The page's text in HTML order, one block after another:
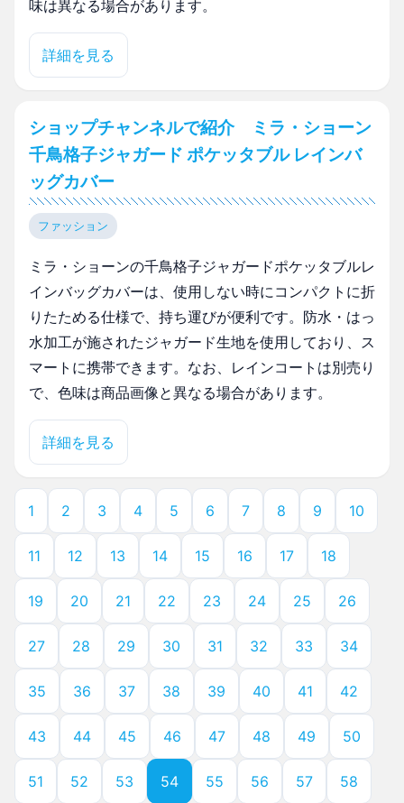
味は異なる場合があります。
詳細を見る
ショップチャンネルで紹介 ミラ・ショーン
千鳥格子ジャガード ポケッタブル レインバ
ッグカバー
ファッション
ミラ・ショーンの千鳥格子ジャガードポケッタブルレ
インバッグカバーは、使用しない時にコンパクトに折
りたためる仕様で、持ち運びが便利です。防水・はっ
水加工が施されたジャガード生地を使用しており、ス
マートに携帯できます。なお、レインコートは別売り
で、色味は商品画像と異なる場合があります。
詳細を見る
1 2 3 4 5 6 7 8 9 10
11 12 13 14 15 16 17 18
19 20 21 22 23 24 25 26
27 28 29 30 31 32 33 34
35 36 37 38 39 40 41 42
43 44 45 46 47 48 49 50
51 52 53 54 55 56 57 58